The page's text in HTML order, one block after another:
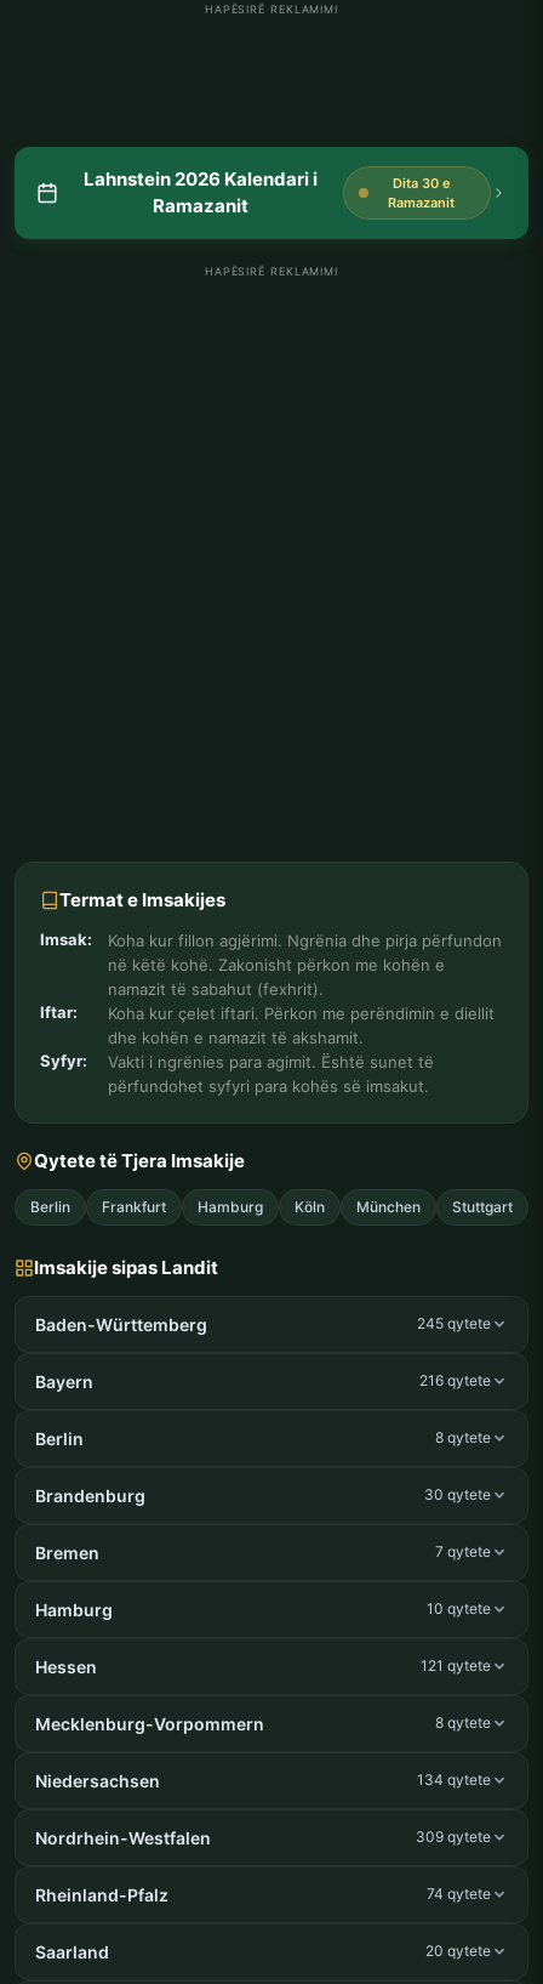
HAPËSIRË REKLAMIMI
Lahnstein 2026 Kalendari i
Ramazanit
Dita 30 e
Ramazanit
HAPËSIRË REKLAMIMI
Termat e Imsakijes
Imsak:
Koha kur fillon agjërimi. Ngrënia dhe pirja përfundon
në këtë kohë. Zakonisht përkon me kohën e
namazit të sabahut (fexhrit).
Iftar:
Koha kur çelet iftari. Përkon me perëndimin e diellit
dhe kohën e namazit të akshamit.
Syfyr:
Vakti i ngrënies para agimit. Është sunet të
përfundohet syfyri para kohës së imsakut.
Qytete të Tjera Imsakije
Berlin Frankfurt Hamburg Köln München Stuttgart
Imsakije sipas Landit
Baden-Württemberg 245 qytete
Bayern 216 qytete
Berlin 8 qytete
Brandenburg 30 qytete
Bremen 7 qytete
Hamburg 10 qytete
Hessen 121 qytete
Mecklenburg-Vorpommern 8 qytete
Niedersachsen 134 qytete
Nordrhein-Westfalen 309 qytete
Rheinland-Pfalz 74 qytete
Saarland 20 qytete